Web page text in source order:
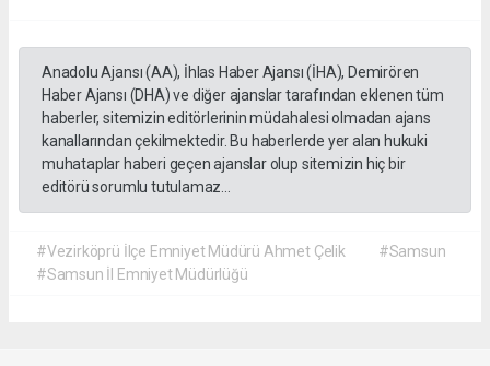
Anadolu Ajansı (AA), İhlas Haber Ajansı (İHA), Demirören
Haber Ajansı (DHA) ve diğer ajanslar tarafından eklenen tüm
haberler, sitemizin editörlerinin müdahalesi olmadan ajans
kanallarından çekilmektedir. Bu haberlerde yer alan hukuki
muhataplar haberi geçen ajanslar olup sitemizin hiç bir
editörü sorumlu tutulamaz...
#Vezirköprü İlçe Emniyet Müdürü Ahmet Çelik
#Samsun
#Samsun İl Emniyet Müdürlüğü